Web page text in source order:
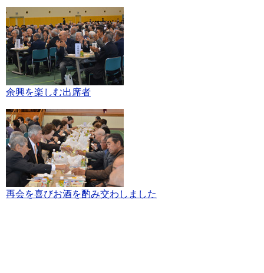
余興を楽しむ出席者
再会を喜びお酒を酌み交わしました